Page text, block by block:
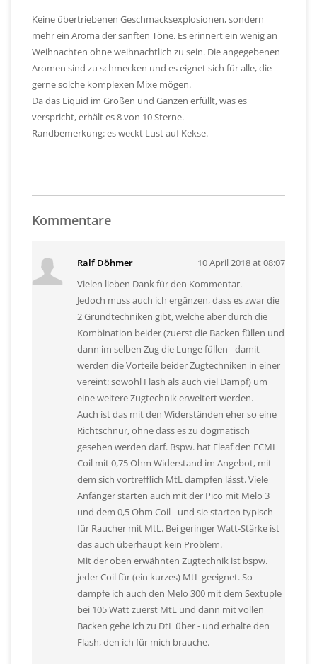
Keine übertriebenen Geschmacksexplosionen, sondern
mehr ein Aroma der sanften Töne. Es erinnert ein wenig an
Weihnachten ohne weihnachtlich zu sein. Die angegebenen
Aromen sind zu schmecken und es eignet sich für alle, die
gerne solche komplexen Mixe mögen.
Da das Liquid im Großen und Ganzen erfüllt, was es
verspricht, erhält es 8 von 10 Sterne.
Randbemerkung: es weckt Lust auf Kekse.
Kommentare
Ralf Döhmer
10 April 2018 at 08:07
Vielen lieben Dank für den Kommentar.
Jedoch muss auch ich ergänzen, dass es zwar die
2 Grundtechniken gibt, welche aber durch die
Kombination beider (zuerst die Backen füllen und
dann im selben Zug die Lunge füllen - damit
werden die Vorteile beider Zugtechniken in einer
vereint: sowohl Flash als auch viel Dampf) um
eine weitere Zugtechnik erweitert werden.
Auch ist das mit den Widerständen eher so eine
Richtschnur, ohne dass es zu dogmatisch
gesehen werden darf. Bspw. hat Eleaf den ECML
Coil mit 0,75 Ohm Widerstand im Angebot, mit
dem sich vortrefflich MtL dampfen lässt. Viele
Anfänger starten auch mit der Pico mit Melo 3
und dem 0,5 Ohm Coil - und sie starten typisch
für Raucher mit MtL. Bei geringer Watt-Stärke ist
das auch überhaupt kein Problem.
Mit der oben erwähnten Zugtechnik ist bspw.
jeder Coil für (ein kurzes) MtL geeignet. So
dampfe ich auch den Melo 300 mit dem Sextuple
bei 105 Watt zuerst MtL und dann mit vollen
Backen gehe ich zu DtL über - und erhalte den
Flash, den ich für mich brauche.